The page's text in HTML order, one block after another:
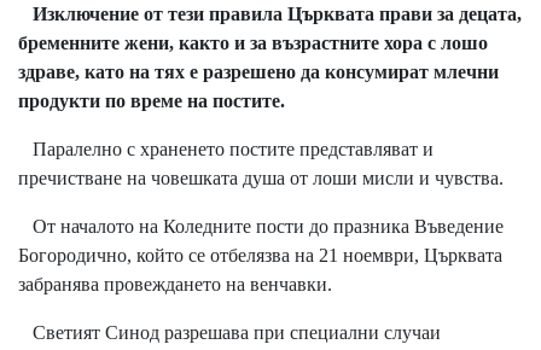
Изключение от тези правила Църквата прави за децата,
бременните жени, както и за възрастните хора с лошо
здраве, като на тях е разрешено да консумират млечни
продукти по време на постите.
Паралелно с храненето постите представляват и
пречистване на човешката душа от лоши мисли и чувства.
От началото на Коледните пости до празника Въведение
Богородично, който се отбелязва на 21 ноември, Църквата
забранява провеждането на венчавки.
Светият Синод разрешава при специални случаи